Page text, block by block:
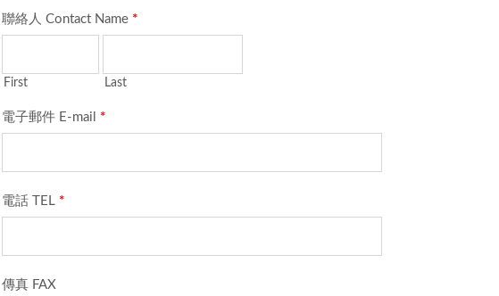
聯絡人 Contact Name *
First Last
電子郵件 E-mail *
電話 TEL *
傳真 FAX